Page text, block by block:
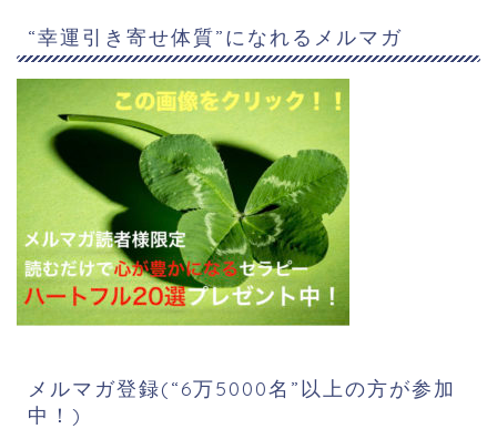
“幸運引き寄せ体質”になれるメルマガ
メルマガ登録(“6万5000名”以上の方が参加
中！)